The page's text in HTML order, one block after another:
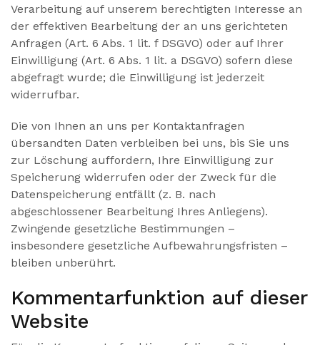
Verarbeitung auf unserem berechtigten Interesse an
der effektiven Bearbeitung der an uns gerichteten
Anfragen (Art. 6 Abs. 1 lit. f DSGVO) oder auf Ihrer
Einwilligung (Art. 6 Abs. 1 lit. a DSGVO) sofern diese
abgefragt wurde; die Einwilligung ist jederzeit
widerrufbar.
Die von Ihnen an uns per Kontaktanfragen
übersandten Daten verbleiben bei uns, bis Sie uns
zur Löschung auffordern, Ihre Einwilligung zur
Speicherung widerrufen oder der Zweck für die
Datenspeicherung entfällt (z. B. nach
abgeschlossener Bearbeitung Ihres Anliegens).
Zwingende gesetzliche Bestimmungen –
insbesondere gesetzliche Aufbewahrungsfristen –
bleiben unberührt.
Kommentar­funktion auf dieser
Website